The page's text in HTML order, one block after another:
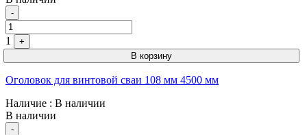
Quantity
-
1
+
В корзину
Оголовок для винтовой сваи 108 мм 4500 мм
Наличие : В наличии
В наличии
Quantity
-